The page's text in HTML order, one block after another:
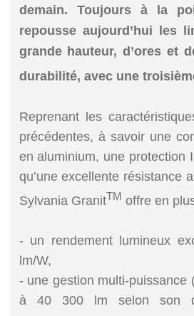
demain. Toujours à la
repousse aujourd’hui les
grande hauteur, d’ores et
durabilité, avec une
Reprenant les
précédentes, à savoir une
en aluminium, une protection
qu’une excellente résistance
Sylvania GranitTM offre en
- un rendement lumineux
lm/W,
- une gestion multi-
à 40 300 lm selon son